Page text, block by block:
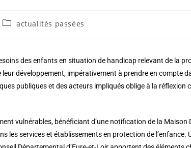
actualités passées
des enfants en situation de handicap relevant de la
développement, impérativement à prendre en compte
publiques et des acteurs impliqués oblige à la réflexion
vulnérables, bénéficiant d’une notification de la Maison
les services et établissements en protection de l’enfance.